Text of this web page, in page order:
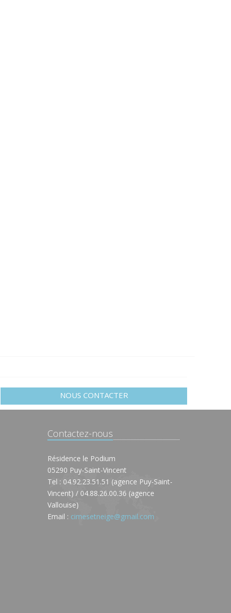
NOUS CONTACTER
Contactez-nous
Résidence le Podium
05290 Puy-Saint-Vincent
Tel : 04.92.23.51.51 (agence Puy-Saint-
Vincent) / 04.88.26.00.36 (agence
Vallouise)
Email : cimesetneige@gmail.com